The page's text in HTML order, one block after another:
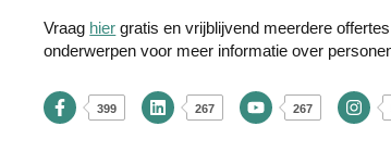
Vraag hier gratis en vrijblijvend meerdere
onderwerpen voor meer informatie over
399 267 267